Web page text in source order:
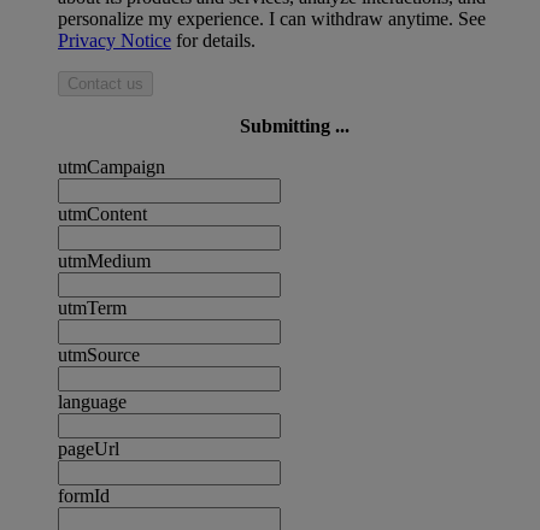
personalize my experience. I can withdraw anytime. See
Privacy Notice for details.
Contact us
Submitting ...
utmCampaign
utmContent
utmMedium
utmTerm
utmSource
language
pageUrl
formId